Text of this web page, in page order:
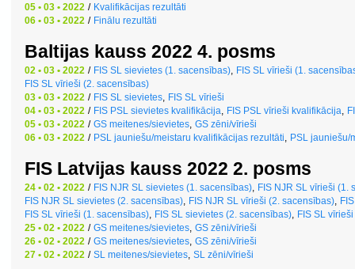
05 • 03 • 2022 / Kvalifikācijas rezultāti
06 • 03 • 2022 / Finālu rezultāti
Baltijas kauss 2022 4. posms
02 • 03 • 2022 / FIS SL sievietes (1. sacensības), FIS SL vīrieši (1.
FIS SL vīrieši (2. sacensības)
03 • 03 • 2022 / FIS SL sievietes, FIS SL vīrieši
04 • 03 • 2022 / FIS PSL sievietes kvalifikācija, FIS PSL vīrieši kvalifikācija,
05 • 03 • 2022 / GS meitenes/sievietes, GS zēni/vīrieši
06 • 03 • 2022 / PSL jauniešu/meistaru kvalifikācijas rezultāti, PSL jauniešu/
FIS Latvijas kauss 2022 2. posms
24 • 02 • 2022 / FIS NJR SL sievietes (1. sacensības) FIS NJR SL vīrieši (1.
FIS NJR SL sievietes (2. sacensības) FIS NJR SL vīrieši (2. sacensības)
FIS SL vīrieši (1. sacensības) FIS SL sievietes (2. sacensības) FIS SL
25 • 02 • 2022 / GS meitenes/sievietes GS zēni/vīrieši
26 • 02 • 2022 / GS meitenes/sievietes GS zēni/vīrieši
27 • 02 • 2022 / SL meitenes/sievietes SL zēni/vīrieši